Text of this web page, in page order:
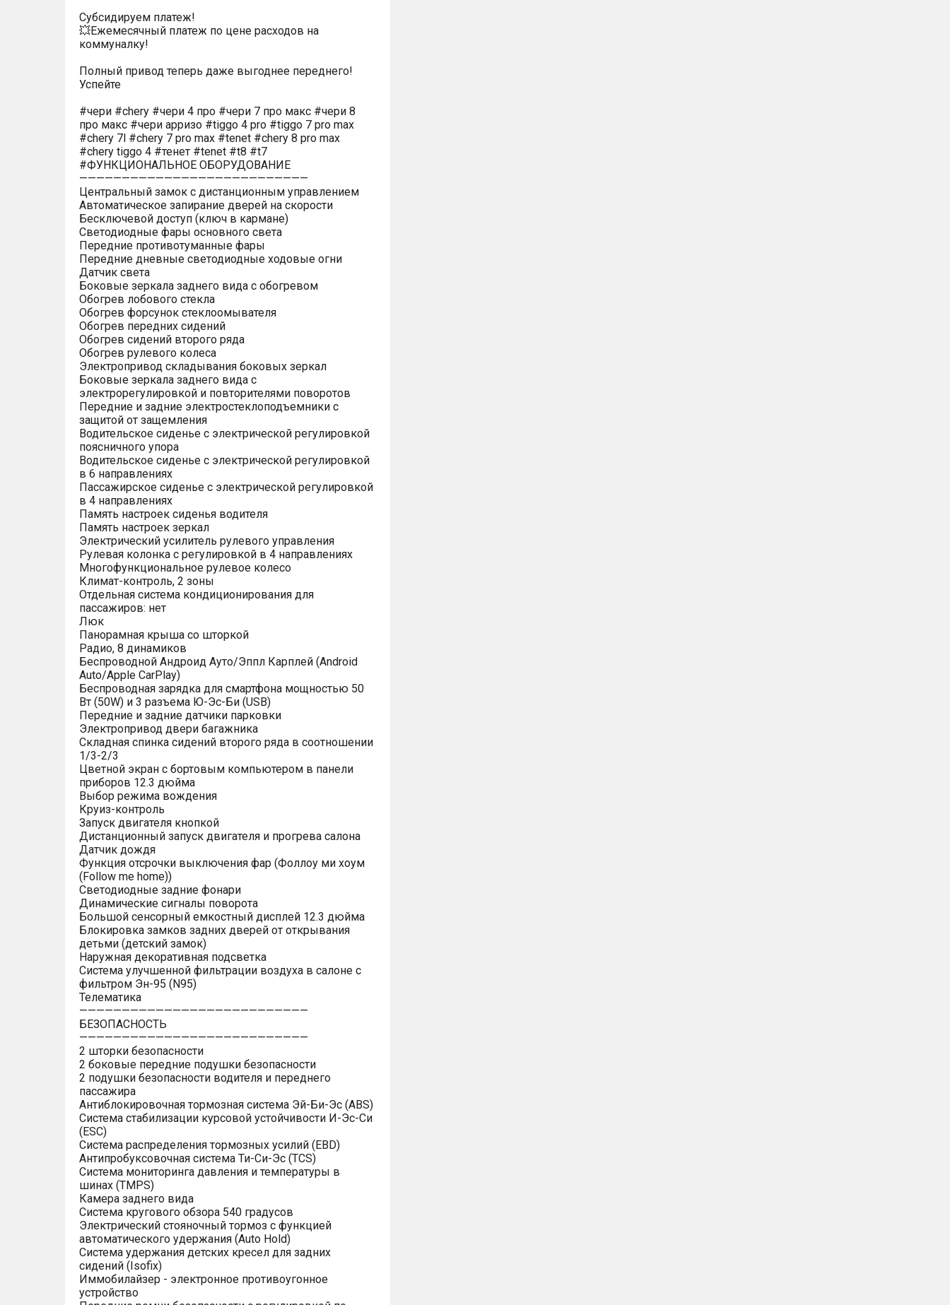
Субсидируем платеж!
💥Ежемесячный платеж по цене расходов на
коммуналку!
Полный привод теперь даже выгоднее переднего!
Успейте
#чери #chery #чери 4 про #чери 7 про макс #чери 8
про макс #чери арризо #tiggo 4 pro #tiggo 7 pro max
#chery 7l #chery 7 pro max #tenet #chery 8 pro max
#chery tiggo 4 #тенет #tenet #t8 #t7
#ФУНКЦИОНАЛЬНОЕ ОБОРУДОВАНИЕ
———————————————————————————
Центральный замок с дистанционным управлением
Автоматическое запирание дверей на скорости
Бесключевой доступ (ключ в кармане)
Светодиодные фары основного света
Передние противотуманные фары
Передние дневные светодиодные ходовые огни
Датчик света
Боковые зеркала заднего вида с обогревом
Обогрев лобового стекла
Обогрев форсунок стеклоомывателя
Обогрев передних сидений
Обогрев сидений второго ряда
Обогрев рулевого колеса
Электропривод складывания боковых зеркал
Боковые зеркала заднего вида с
электрорегулировкой и повторителями поворотов
Передние и задние электростеклоподъемники с
защитой от защемления
Водительское сиденье с электрической регулировкой
поясничного упора
Водительское сиденье с электрической регулировкой
в 6 направлениях
Пассажирское сиденье с электрической регулировкой
в 4 направлениях
Память настроек сиденья водителя
Память настроек зеркал
Электрический усилитель рулевого управления
Рулевая колонка с регулировкой в 4 направлениях
Многофункциональное рулевое колесо
Климат-контроль, 2 зоны
Отдельная система кондиционирования для
пассажиров: нет
Люк
Панорамная крыша со шторкой
Радио, 8 динамиков
Беспроводной Андроид Ауто/Эппл Карплей (Android
Auto/Apple CarPlay)
Беспроводная зарядка для смартфона мощностью 50
Вт (50W) и 3 разъема Ю-Эс-Би (USB)
Передние и задние датчики парковки
Электропривод двери багажника
Складная спинка сидений второго ряда в соотношении
1/3-2/3
Цветной экран с бортовым компьютером в панели
приборов 12.3 дюйма
Выбор режима вождения
Круиз-контроль
Запуск двигателя кнопкой
Дистанционный запуск двигателя и прогрева салона
Датчик дождя
Функция отсрочки выключения фар (Фоллоу ми хоум
(Follow me home))
Светодиодные задние фонари
Динамические сигналы поворота
Большой сенсорный емкостный дисплей 12.3 дюйма
Блокировка замков задних дверей от открывания
детьми (детский замок)
Наружная декоративная подсветка
Система улучшенной фильтрации воздуха в салоне с
фильтром Эн-95 (N95)
Телематика
———————————————————————————
БЕЗОПАСНОСТЬ
———————————————————————————
2 шторки безопасности
2 боковые передние подушки безопасности
2 подушки безопасности водителя и переднего
пассажира
Антиблокировочная тормозная система Эй-Би-Эс (ABS)
Система стабилизации курсовой устойчивости И-Эс-Си
(ESC)
Система распределения тормозных усилий (EBD)
Антипробуксовочная система Ти-Си-Эс (TCS)
Система мониторинга давления и температуры в
шинах (TMPS)
Камера заднего вида
Система кругового обзора 540 градусов
Электрический стояночный тормоз с функцией
автоматического удержания (Auto Hold)
Система удержания детских кресел для задних
сидений (Isofix)
Иммобилайзер - электронное противоугонное
устройство